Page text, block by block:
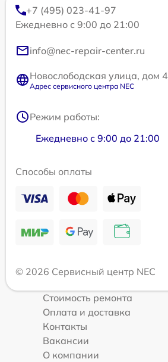
+7 (495) 023-41-97
Ежедневно с 9:00 до 21:00
info@nec-repair-center.ru
Новослободская улица, дом 4
Адрес сервисного центра NEC
Режим работы:
Ежедневно с 9:00 до 21:00
Способы оплаты
© 2026 Сервисный центр NEC
Стоимость ремонта
Оплата и доставка
Контакты
Вакансии
О компании